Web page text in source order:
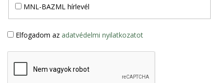
MNL-BAZML hírlevél
Elfogadom az adatvédelmi nyilatkozatot